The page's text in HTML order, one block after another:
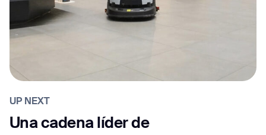
UP NEXT
Una cadena líder de